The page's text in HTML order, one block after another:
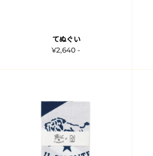
てぬぐい
¥2,640 -